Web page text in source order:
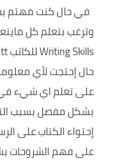
في حال كنت مهتم
حال إحتجت لأي
على تعلم اي شيء في
بشكل مفصل بسبب
إحتواء الكتاب على
على فهم الشروحات